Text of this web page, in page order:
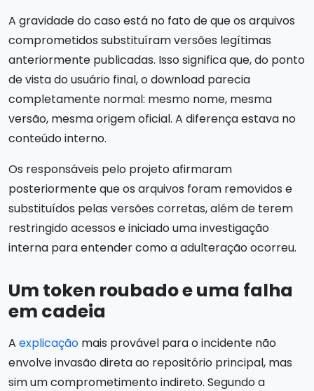
A gravidade do caso está no fato de que os arquivos
comprometidos substituíram versões legítimas
anteriormente publicadas. Isso significa que, do ponto
de vista do usuário final, o download parecia
completamente normal: mesmo nome, mesma
versão, mesma origem oficial. A diferença estava no
conteúdo interno.
Os responsáveis pelo projeto afirmaram
posteriormente que os arquivos foram removidos e
substituídos pelas versões corretas, além de terem
restringido acessos e iniciado uma investigação
interna para entender como a adulteração ocorreu.
Um token roubado e uma falha
em cadeia
A explicação mais provável para o incidente não
envolve invasão direta ao repositório principal, mas
sim um comprometimento indireto. Segundo a